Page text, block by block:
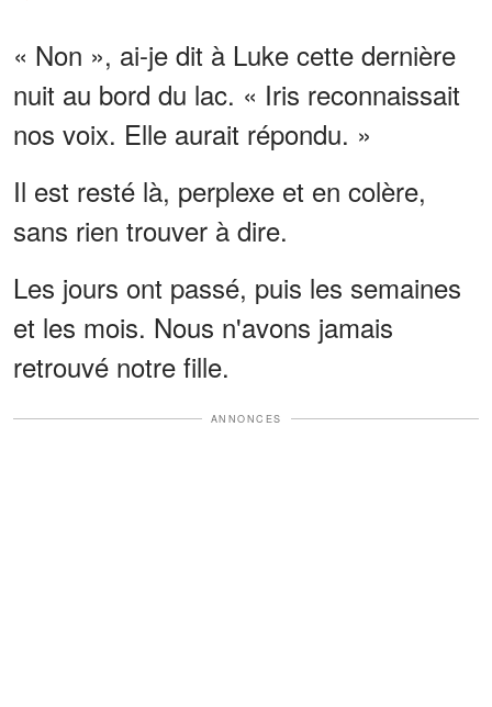
« Non », ai-je dit à Luke cette dernière
nuit au bord du lac. « Iris reconnaissait
nos voix. Elle aurait répondu. »
Il est resté là, perplexe et en colère,
sans rien trouver à dire.
Les jours ont passé, puis les semaines
et les mois. Nous n'avons jamais
retrouvé notre fille.
ANNONCES